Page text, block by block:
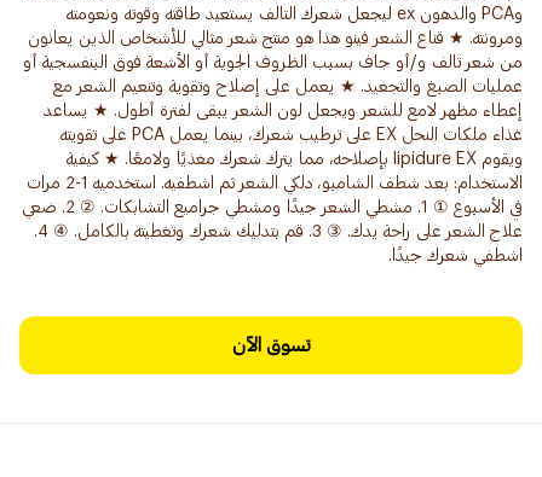
وPCA والدهون ex ليجعل شعرك التالف يستعيد طاقته وقوته ونعومته
ومرونته. ★ قناع الشعر فينو هذا هو منتج شعر مثالي للأشخاص الذين يعانون
من شعر تالف و/أو جاف بسبب الظروف الجوية أو الأشعة فوق البنفسجية أو
عمليات الصبغ والتجعيد. ★ يعمل على إصلاح وتقوية وتنعيم الشعر مع
إعطاء مظهر لامع للشعر ويجعل لون الشعر يبقى لفترة أطول. ★ يساعد
غذاء ملكات النحل EX على ترطيب شعرك، بينما يعمل PCA على تقويته
ويقوم lipidure EX بإصلاحه، مما يترك شعرك مغذيًا ولامعًا. ★ كيفية
الاستخدام: بعد شطف الشامبو، دلكي الشعر ثم اشطفيه. استخدميه 1-2 مرات
في الأسبوع ① 1. مشطي الشعر جيدًا ومشطي جراميع التشابكات. ② 2. ضعي
علاج الشعر على راحة يدك. ③ 3. قم بتدليك شعرك وتغطيته بالكامل. ④ 4.
اشطفي شعرك جيدًا.
تسوق الآن